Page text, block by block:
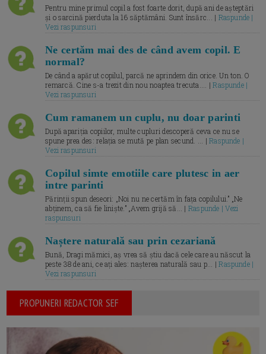
Pentru mine primul copil a fost foarte dorit, după ani de așteptări
și o sarcină pierduta la 16 săptămâni. Sunt însărc... | Raspunde |
Vezi raspunsuri
Ne certăm mai des de când avem copil. E
normal?
De când a apărut copilul, parcă ne aprindem din orice. Un ton. O
remarcă. Cine s-a trezit din nou noaptea trecuta.... |Raspunde |
Vezi raspunsuri
Cum ramanem un cuplu, nu doar parinti
După apariția copiilor, multe cupluri descoperă ceva ce nu se
spune prea des: relația se mută pe plan secund. ... |Raspunde |
Vezi raspunsuri
Copilul simte emotiile care plutesc in aer
intre parinti
Părinții spun deseori: „Noi nu ne certăm în fața copilului.” „Ne
abținem, ca să fie liniște.” „Avem grijă să... | Raspunde | Vezi
raspunsuri
Naștere naturală sau prin cezariană
Bună, Dragi mămici, aș vrea să știu dacă cele care au născut la
peste 38 de ani, ce ați ales: nașterea naturală sau p... |Raspunde |
Vezi raspunsuri
PROPUNERI REDACTOR SEF